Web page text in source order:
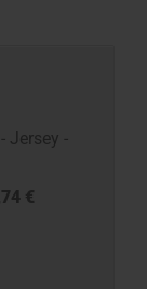
Jersey -
€